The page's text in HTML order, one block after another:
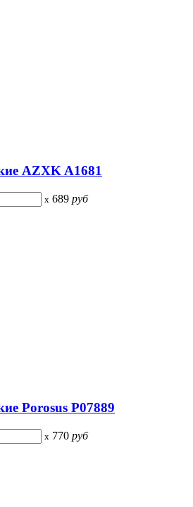
AZXK A1681
x 689 руб
Porosus P07889
x 770 руб